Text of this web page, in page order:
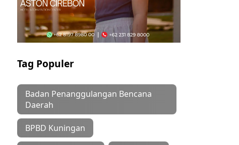
Tag Populer
Badan Penanggulangan Bencana
Daerah
BPBD Kuningan